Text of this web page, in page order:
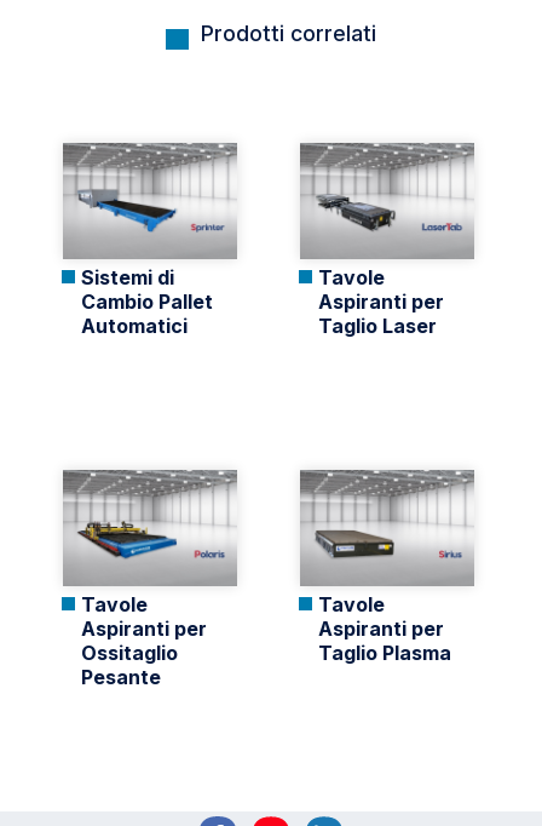
Prodotti correlati
Sistemi di
Cambio Pallet
Automatici
Tavole
Aspiranti per
Taglio Laser
Tavole
Aspiranti per
Ossitaglio
Pesante
Tavole
Aspiranti per
Taglio Plasma